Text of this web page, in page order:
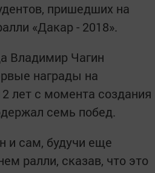
пришедших на
«Дакар - 2018».
Владимир Чагин
награды на
лет с момента создания
семь побед.
и сам, будучи еще
ралли, сказав, что это